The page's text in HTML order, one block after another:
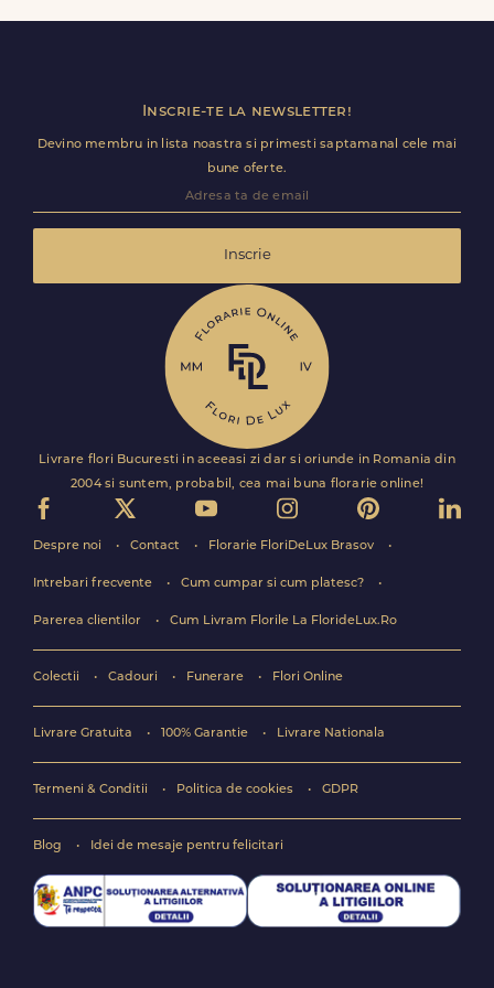
detalii utile (nume receptie, etaj, salon) ca livrarea sa
Inscrie-te la newsletter!
Devino membru in lista noastra si primesti saptamanal cele mai
bune oferte.
Inscrie
Livrare flori Bucuresti in aceeasi zi dar si oriunde in Romania din
2004 si suntem, probabil, cea mai buna florarie online!
Despre noi Contact Florarie FloriDeLux Brasov
Intrebari frecvente Cum cumpar si cum platesc?
Parerea clientilor Cum Livram Florile La FlorideLux.Ro
Colectii Cadouri Funerare Flori Online
Livrare Gratuita 100% Garantie Livrare Nationala
Termeni & Conditii Politica de cookies GDPR
Blog Idei de mesaje pentru felicitari